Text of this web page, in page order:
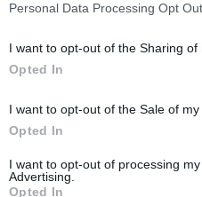
Personal Data Processing Opt
I want to opt-out of the Sharing of
Opted In
I want to opt-out of the Sale of my
Opted In
I want to opt-out of processing
Advertising.
Opted In